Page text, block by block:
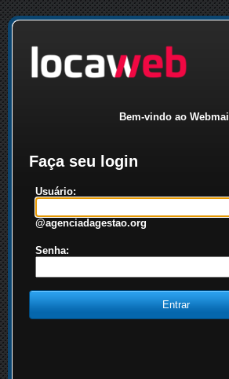
Bem-vindo ao Webmail
Faça seu login
Usuário:
@agenciadagestao.org
Senha: